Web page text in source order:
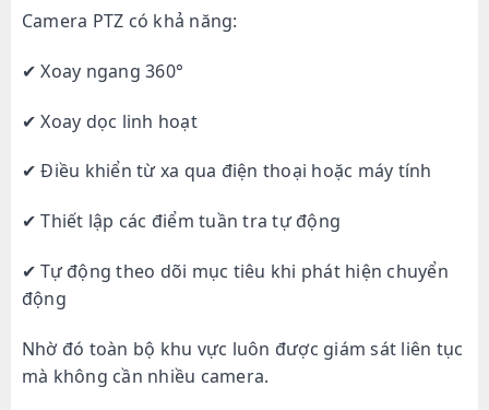
Camera PTZ có khả năng:
✔ Xoay ngang 360°
✔ Xoay dọc linh hoạt
✔ Điều khiển từ xa qua điện thoại hoặc máy tính
✔ Thiết lập các điểm tuần tra tự động
✔ Tự động theo dõi mục tiêu khi phát hiện chuyển
động
Nhờ đó toàn bộ khu vực luôn được giám sát liên tục
mà không cần nhiều camera.